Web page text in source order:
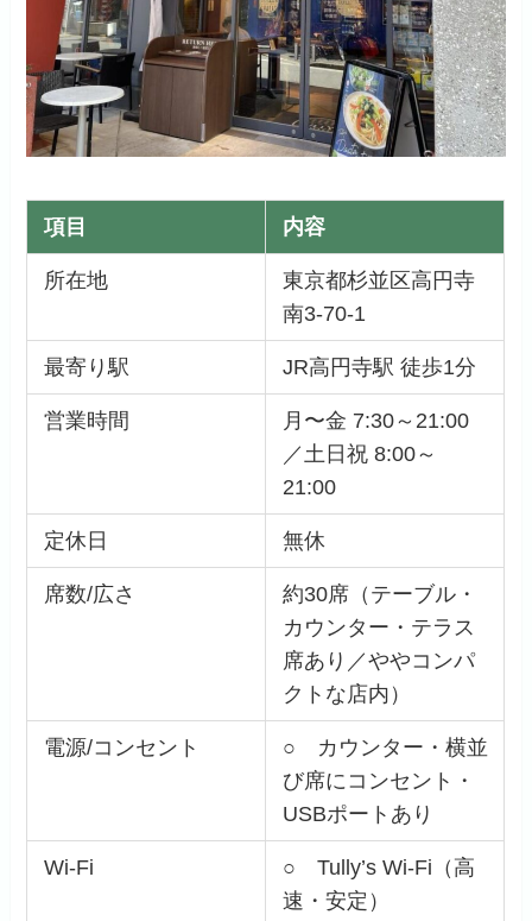
項目 内容
所在地
東京都杉並区高円寺
南3-70-1
最寄り駅 JR高円寺駅 徒歩1分
営業時間
月〜金 7:30～21:00
／土日祝 8:00～
21:00
定休日 無休
席数/広さ
約30席（テーブル・
カウンター・テラス
席あり／ややコンパ
クトな店内）
電源/コンセント
○ カウンター・横並
び席にコンセント・
USBポートあり
Wi-Fi
○ Tully’s Wi-Fi（高
速・安定）